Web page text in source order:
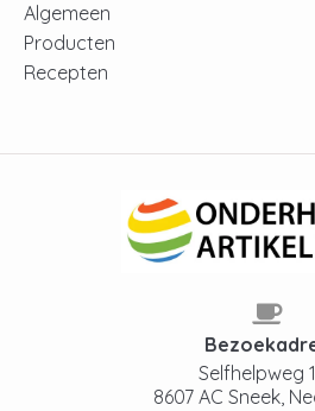
Algemeen
Producten
Recepten
Selfhelpweg
8607 AC Sneek,